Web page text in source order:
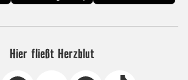
Hier fließt Herzblut